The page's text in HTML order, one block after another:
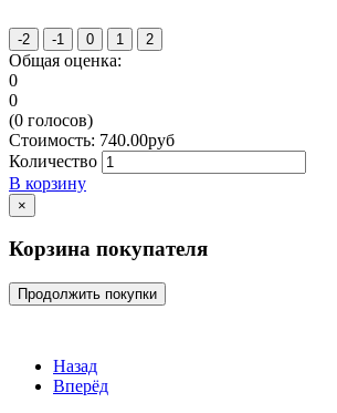
Общая оценка:
0
0
(0 голосов)
Стоимость: 740.00руб
Количество
В корзину
×
Корзина покупателя
Продолжить покупки
Назад
Вперёд